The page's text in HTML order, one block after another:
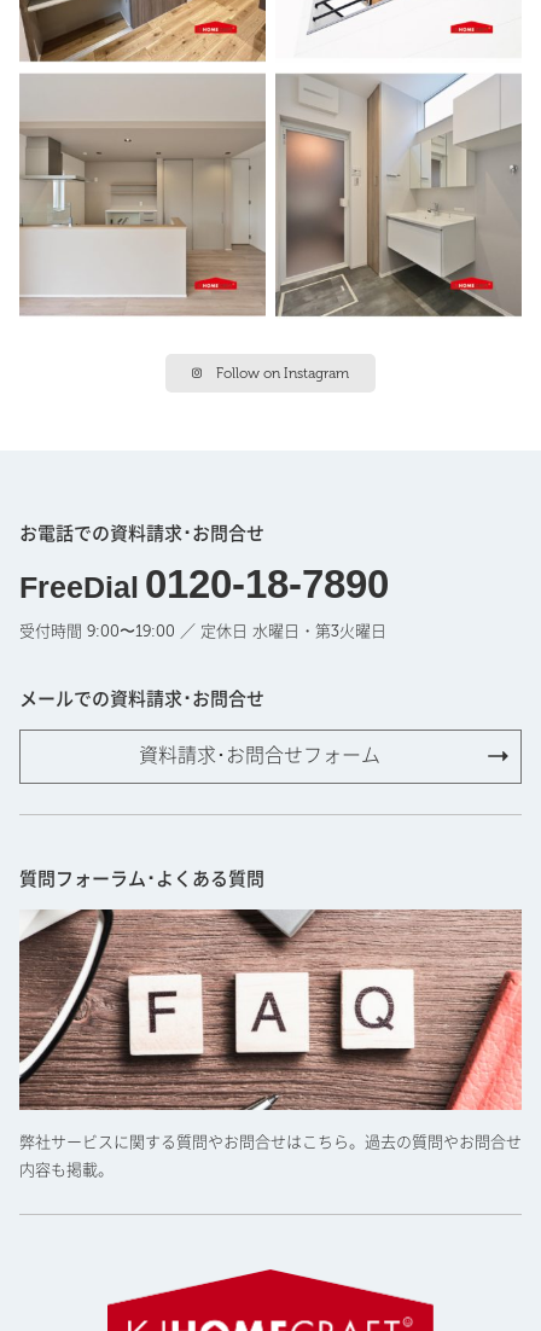
Follow on Instagram
お電話での資料請求･お問合せ
FreeDial 0120-18-7890
受付時間 9:00〜19:00 ／ 定休日 水曜日・第3火曜日
メールでの資料請求･お問合せ
資料請求･お問合せフォーム
質問フォーラム･よくある質問
弊社サービスに関する質問やお問合せはこちら。過去の質問やお問合せ
内容も掲載。